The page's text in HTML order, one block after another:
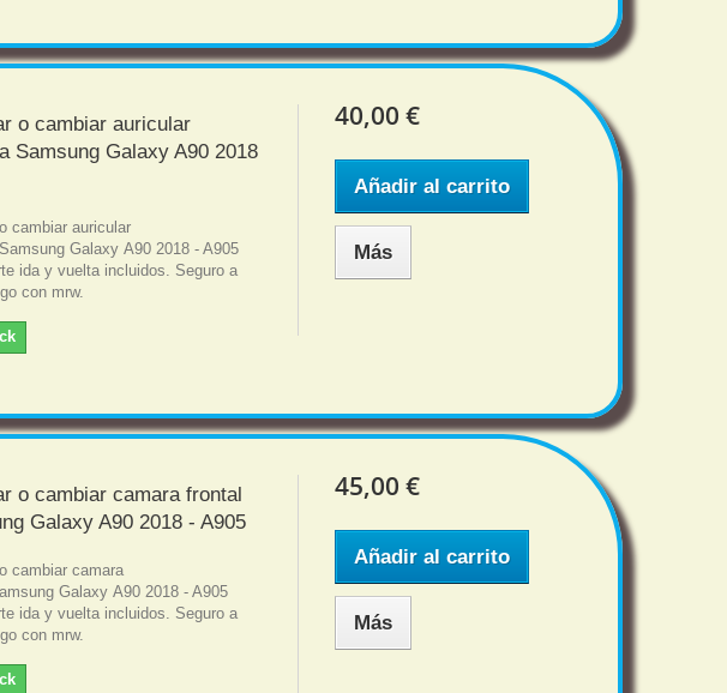
o cambiar auricular
Samsung Galaxy A90 2018
cambiar auricular
Samsung Galaxy A90 2018 - A905
ida y vuelta incluidos. Seguro a
con mrw.
40,00 €
Añadir al carrito
Más
o cambiar camara frontal
Galaxy A90 2018 - A905
cambiar camara
Galaxy A90 2018 - A905
ida y vuelta incluidos. Seguro a
con mrw.
45,00 €
Añadir al carrito
Más